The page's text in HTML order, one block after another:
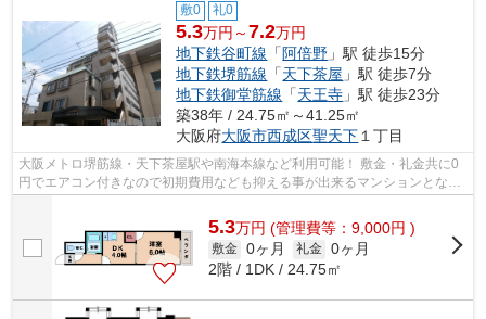
敷0 礼0
5.3万円～7.2万円
地下鉄谷町線 「阿倍野 」駅 徒歩15分
地下鉄堺筋線 「天下茶屋 」駅 徒歩7分
地下鉄御堂筋線 「天王寺 」駅 徒歩23分
築38年 / 24.75㎡～41.25㎡
大阪府大阪市西成区聖天下 １丁目
大阪メトロ堺筋線・天下茶屋駅や南海本線など利用可能！ 敷金・礼金共に0
円でエアコン付きなので初期費用なども抑える事が出来るマンションとなっ
5.3万円 (管理費等：9,000円 )
敷金 0ヶ月 礼金 0ヶ月
2階 / 1DK / 24.75㎡